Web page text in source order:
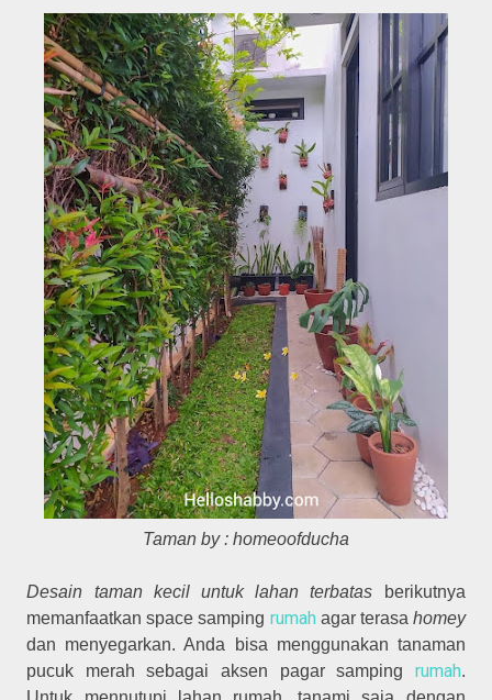
Taman by : homeoofducha
Desain taman kecil untuk lahan terbatas berikutnya
memanfaatkan space samping rumah agar terasa homey
dan menyegarkan. Anda bisa menggunakan tanaman
pucuk merah sebagai aksen pagar samping rumah.